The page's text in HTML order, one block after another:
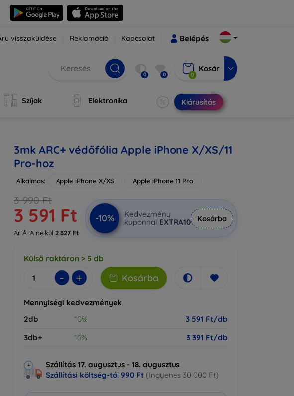
visszaküldése Reklamáció Kapcsolat Belépés
0 0 0
Kosár
Szíjak Elektronika Kiárusítás
3mk ARC+ védőfólia Apple iPhone X/XS/11
Pro-hoz
Alkalmas: Apple iPhone X/XS Apple iPhone 11 Pro
3 990 Ft
3 591 Ft
Ár ÁFA nelkül 2 827 Ft
-10%
Kedvezmény
kuponnal EXTRA10 Kosárba
Külső raktáron > 5 db
- + Kosárba
Mennyiségi kedvezmények
2db
10%
3 591 Ft/db
3db+
15% 3 391 Ft/db
Szállítás 17. augusztus - 18. augusztus
Szállítási költség-tól 990 Ft (Ingyenes 30 000 Ft)